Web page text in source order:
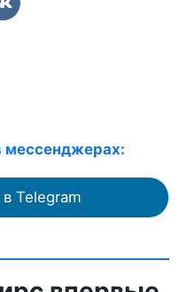
мессенджерах:
Telegram